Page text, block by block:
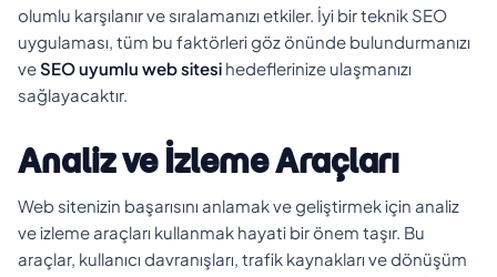
olumlu karşılanır ve sıralamanızı etkiler. İyi bir teknik SEO
uygulaması, tüm bu faktörleri göz önünde bulundurmanızı
veSEO uyumlu web sitesi hedeflerinize ulaşmanızı
sağlayacaktır.
Analiz ve İzleme Araçları
Web sitenizin başarısını anlamak ve geliştirmek için analiz
ve izleme araçları kullanmak hayati bir önem taşır. Bu
araçlar, kullanıcı davranışları, trafik kaynakları ve dönüşüm